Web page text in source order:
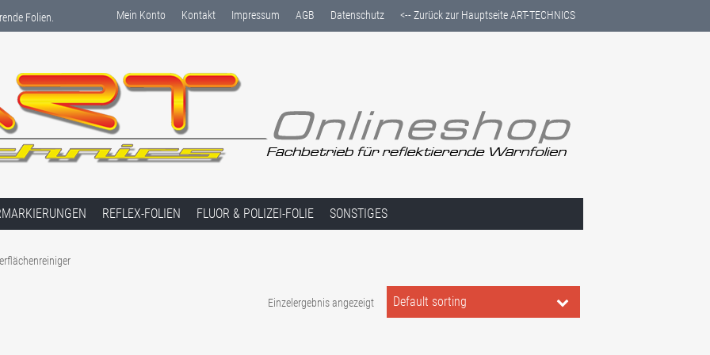
Folien. Mein Konto Kontakt Impressum AGB Datenschutz <-- Zurück zur Hauptseite ART-TECHNICS
REFLEX-FOLIEN FLUOR & POLIZEI-FOLIE SONSTIGES
Einzelergebnis angezeigt Default sorting